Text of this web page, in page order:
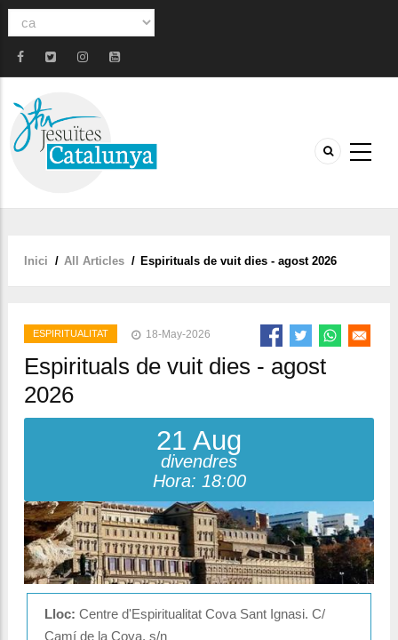
Select
language
Fil
Inici / All Articles / Espirituals de vuit dies - agost 2026
ESPIRITUALITAT 18-May-2026
Espirituals de vuit dies - agost
2026
21 Aug
divendres
Hora: 18:00
Lloc: Centre d'Espiritualitat Cova Sant Ignasi. C/
Camí de la Cova, s/n